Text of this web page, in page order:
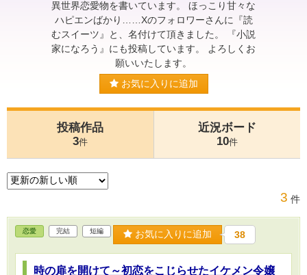
異世界恋愛物を書いています。 ほっこり甘々な
ハピエンばかり……Xのフォロワーさんに『読
むスイーツ』と、名付けて頂きました。 『小説
家になろう』にも投稿しています。 よろしくお
願いいたします。
お気に入りに追加
投稿作品
3件
近況ボード
10件
3 件
恋愛 完結 短編 お気に入りに追加 38
時の扉を開けて～初恋をこじらせたイケメン令嬢